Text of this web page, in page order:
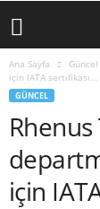
Ana Sayfa Güncel
için IATA sertifikası...
GÜNCEL
için